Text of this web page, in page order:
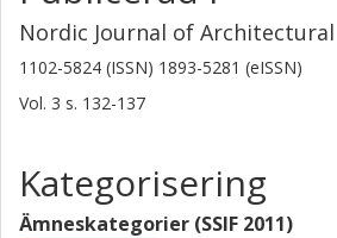
Nordic Journal of Architectural
1102-5824 (ISSN) 1893-5281 (eISSN)
Vol. 3 s. 132-137
Kategorisering
Ämneskategorier (SSIF 2011)